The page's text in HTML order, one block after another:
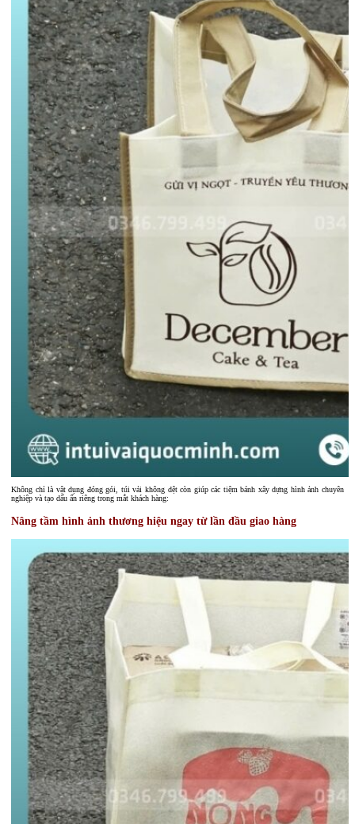
Không chỉ là vật dụng đóng gói, túi vải không dệt còn giúp các tiệm bánh xây dựng hình ảnh chuyên
nghiệp và tạo dấu ấn riêng trong mắt khách hàng:
Nâng tầm hình ảnh thương hiệu ngay từ lần đầu giao hàng